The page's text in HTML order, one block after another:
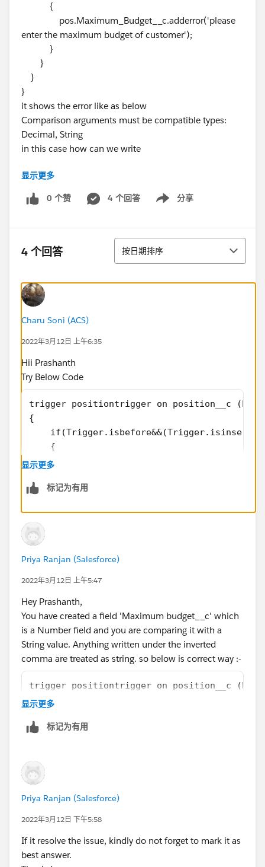
{
pos.Maximum_Budget__c.adderror('please
enter the maximum budget of customer');
}
}
}
}
it shows the error like as below
Comparison arguments must be compatible types:
Decimal, String
in this case how can we write
显示更多
0 个赞 4 个回答 分享
Show menu
4 个回答 排序
按日期排序
Charu Soni (ACS)
2022年3月12日 上午6:35
Hii Prashanth
Try Below Code
trigger positiontrigger on position__c
{
    {
        for(Position__c pos :Trigger.new)
            if(pos.Maximum_Budget__c==null)
            }
        }
    }
Please Mark It As Best Answer If It Helps
Thank You!
显示更多
标记为有用
Priya Ranjan (Salesforce)
2022年3月12日 上午5:47
Hey Prashanth,
You have created a field 'Maximum budget__c' which
is a Number field and you are comparing it with a
String value. Anything written under the inverted
comma are treated as string. so below is correct way :-
trigger positiontrigger on position__c
{
    {
            if(pos.Maximum_Budget__c==null)
            {
            }
    }
}
显示更多
标记为有用
Priya Ranjan (Salesforce)
2022年3月12日 下午5:58
If it resolve the issue, kindly do not forget to mark it as
best answer.